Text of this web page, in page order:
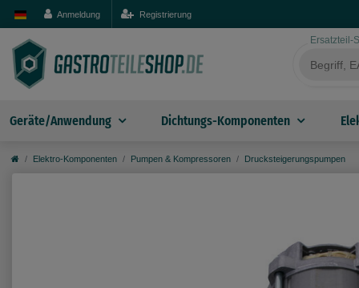
Anmeldung Registrierung
Ersatzteil-
Geräte/Anwendung Dichtungs-Komponenten
Elektro-Komponenten Pumpen & Kompressoren Drucksteigerungspumpen